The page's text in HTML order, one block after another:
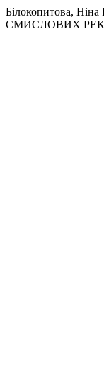
Білокопитова,
СМИСЛОВИХ